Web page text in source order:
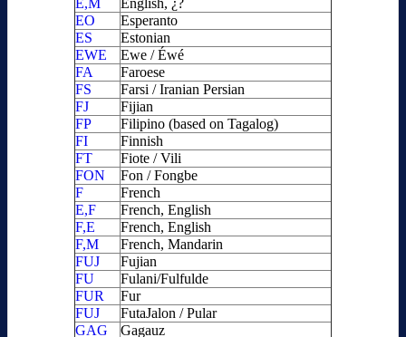
E,M
English, ¿?
EO
Esperanto
ES
Estonian
EWE
Ewe / Éwé
FA
Faroese
FS
Farsi / Iranian Persian
FJ
Fijian
FP
Filipino (based on Tagalog)
FI
Finnish
FT
Fiote / Vili
FON
Fon / Fongbe
F
French
E,F
French, English
F,E
French, English
F,M
French, Mandarin
FUJ
Fujian
FU
Fulani/Fulfulde
FUR
Fur
FUJ
FutaJalon / Pular
GAG
Gagauz